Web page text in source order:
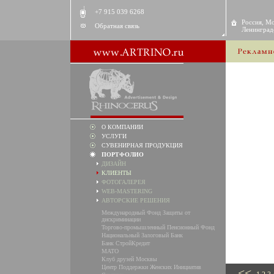
+7 915 039 6268
Обратная связь
Россия,
О КОМПАНИИ
УСЛУГИ
СУВЕНИРНАЯ ПРОДУКЦИЯ
ПОРТФОЛИО
ДИЗАЙН
КЛИЕНТЫ
ФОТОГАЛЕРЕЯ
WEB-MASTERING
АВТОРСКИЕ РЕШЕНИЯ
Международный Фонд Защиты от
дискриминации
Торгово-промышленный Пенсионный Фонд
Национальный Залоговый Банк
Банк СтройКредит
MATO
Клуб друзей Москвы
Центр Поддержки Женских Инициатив